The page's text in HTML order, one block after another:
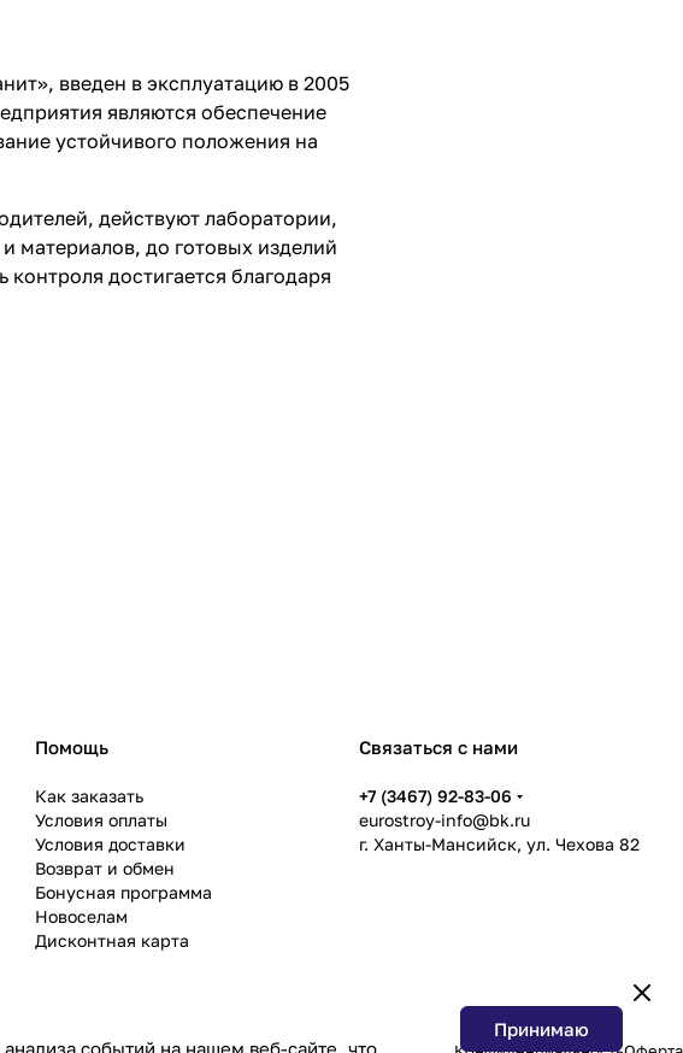
введен в эксплуатацию в 2005
являются обеспечение
устойчивого положения на
действуют лаборатории,
материалов, до готовых изделий
достигается благодаря
технологий, позволяет создавать
марки и коллекции:
а также страны
о чем свидетельствуют полученные
Помощь
Как заказать
Условия оплаты
Условия доставки
Возврат и обмен
Бонусная программа
Новоселам
Дисконтная карта
Связаться с нами
+7 (3467) 92-83-06
eurostroy-info@bk.ru
г. Ханты-Мансийск, ул. Чехова 82
событий на нашем веб-сайте, что
Принимаю